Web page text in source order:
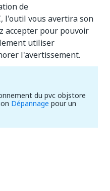
de
l'outil vous avertira son
accepter pour pouvoir
utiliser
l'avertissement.
du pvc objstore
Dépannage pour un